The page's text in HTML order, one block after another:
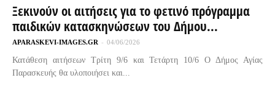
Ξεκινούν οι αιτήσεις για το φετινό πρόγραμμα
παιδικών κατασκηνώσεων του Δήμου...
APARASKEVI-IMAGES.GR - 04/06/2026
Κατάθεση αιτήσεων Τρίτη 9/6 και Τετάρτη 10/6 Ο Δήμος Αγίας
Παρασκευής θα υλοποιήσει και...